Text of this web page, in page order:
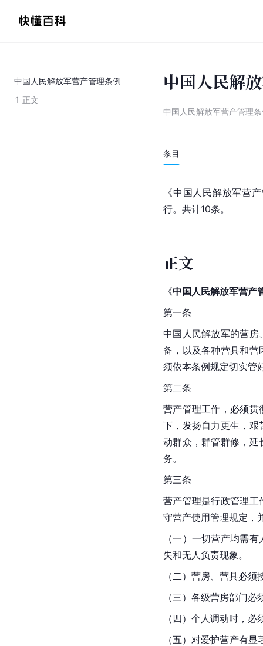
中国人民解放军营产管理条例
1 正文
中国人民解
中国人民解放军营产管理
条目
《中国人民解放军营
行。共计10条。
正文
《中国人民解放军营产
第一条
中国人民解放军的营房
备，以及各种营具和营
须依本条例规定切实管
第二条
营产管理工作，必须贯
下，发扬自力更生，艰
动群众，群管群修，延
务。
第三条
营产管理是行政管理工
守营产使用管理规定，
（一）一切营产均需
失和无人负责现象。
（二）营房、营具必
（三）各级营房部门
（四）个人调动时，
（五）对爱护营产有